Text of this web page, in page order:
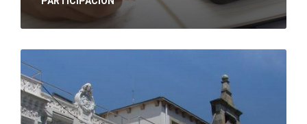
Ler
máis